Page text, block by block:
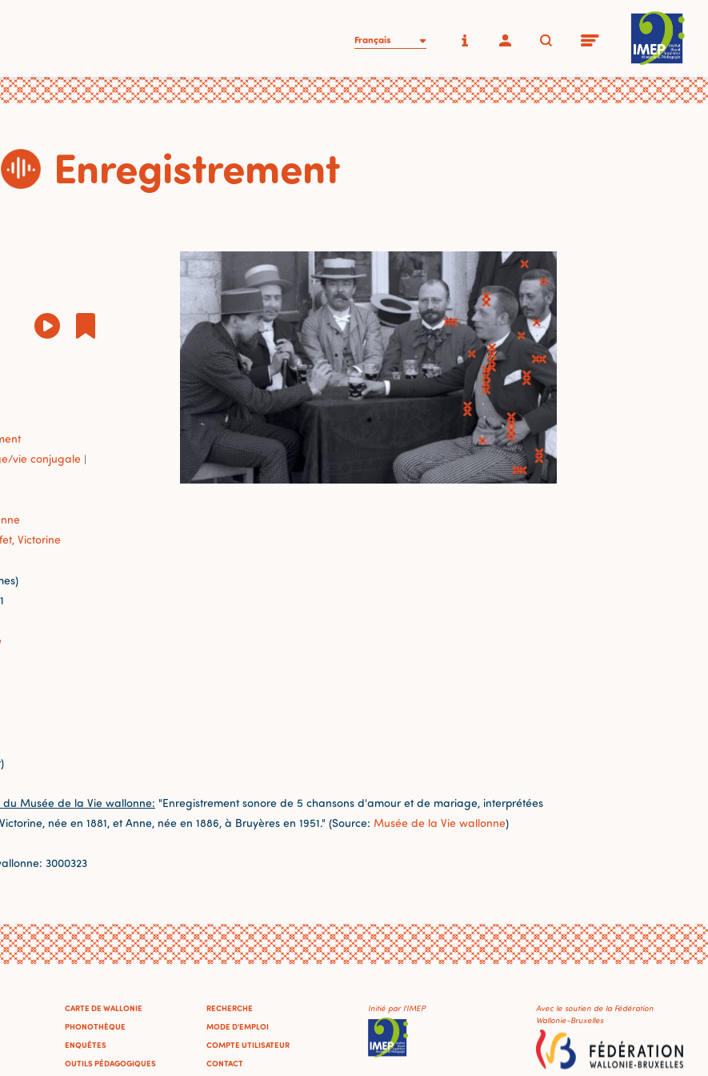
Français
Enregistrement
vie conjugale |
Victorine
Musée de la Vie wallonne: "Enregistrement sonore de 5 chansons d'amour et de mariage, interprétées
née en 1881, et Anne, née en 1886, à Bruyères en 1951." (Source: Musée de la Vie wallonne)
3000323
CARTE DE WALLONIE
PHONOTHÈQUE
ENQUÊTES
OUTILS PÉDAGOGIQUES
RECHERCHE
MODE D'EMPLOI
COMPTE UTILISATEUR
CONTACT
Initié par l'IMEP
Avec le soutien de la Fédération
Wallonie-Bruxelles